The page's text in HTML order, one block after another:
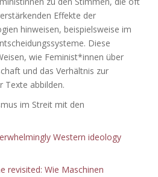
Effekte der
hinweisen, beispielsweise im
Diese
wie Feminist*innen über
und das Verhältnis zur
Texte abbilden.
im Streit mit den
Western ideology
revisited: Wie Maschinen